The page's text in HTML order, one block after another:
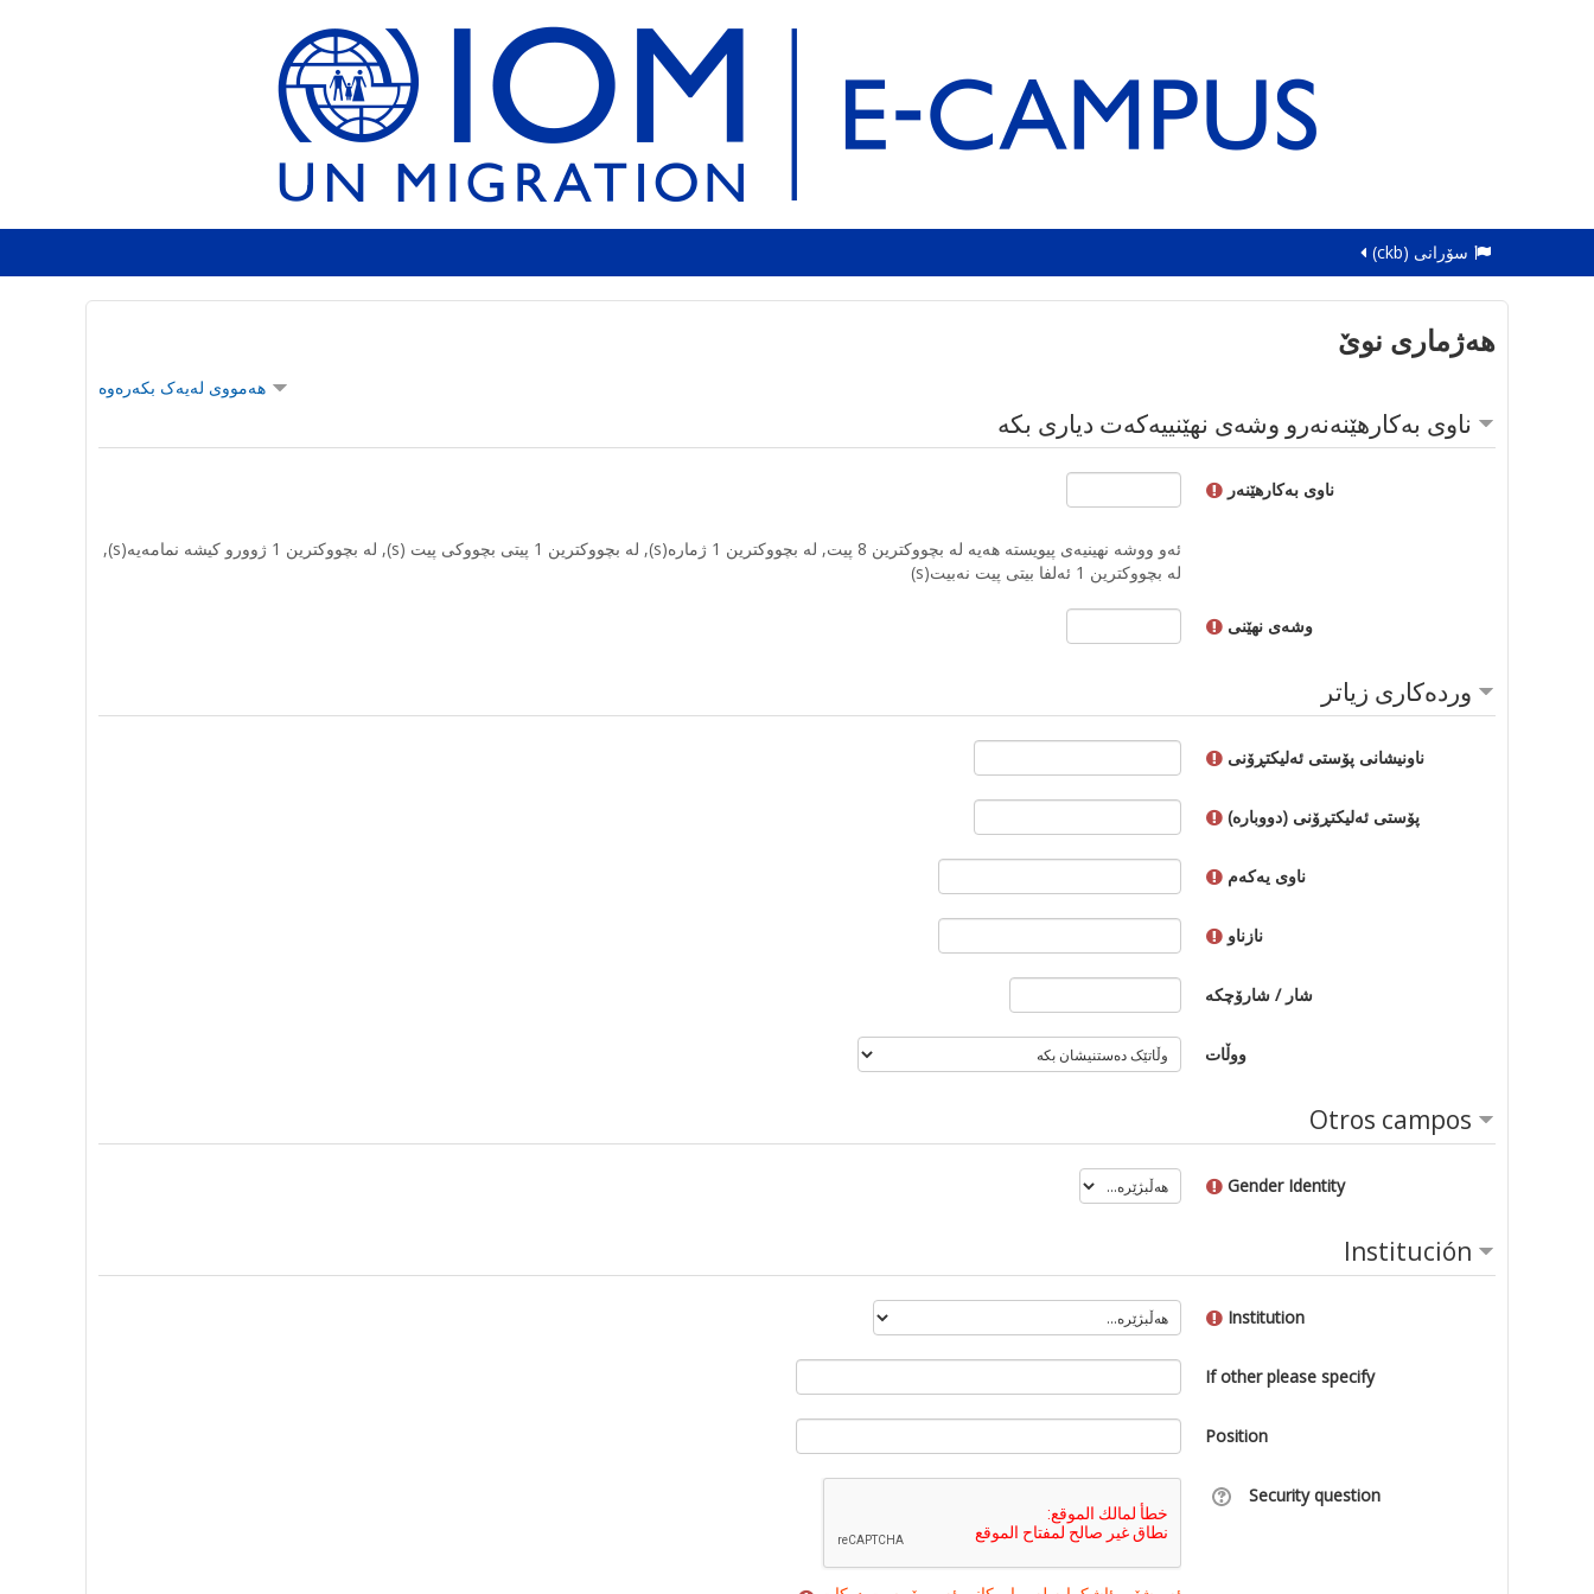
سۆرانی ‎(ckb)‎
هەژماری نوێ
هەمووی لەیەک بکەرەوە
ناوی بەکارهێنەنەرو وشەی نهێنییەکەت دیاری بکە
ناوی بەکارهێنەر
ئەو ووشە نهینیەى پیویستە هەیە لە بچووکترین 8 پیت, لە بچووکترین 1 ژمارە(s), لە بچووکترین 1 پیتى بچووکى پیت (s), لە بچووکترین 1 ژوورو کیشە نمامەیە(s),
لە بچووکترین 1 ئەلفا بیتى پیت نەبیت(s)
وشەی نهێنی
ورده‌کاری زیاتر
ناونیشانى پۆستی ئەلیکتڕۆنی
پۆستی ئەلیکتڕۆنی (دووبارە)
ناوی یەکەم
نازناو
شار / شارۆچکە
ووڵات
Otros campos
Gender Identity
Institución
Institution
If other please specify
Position
Security question